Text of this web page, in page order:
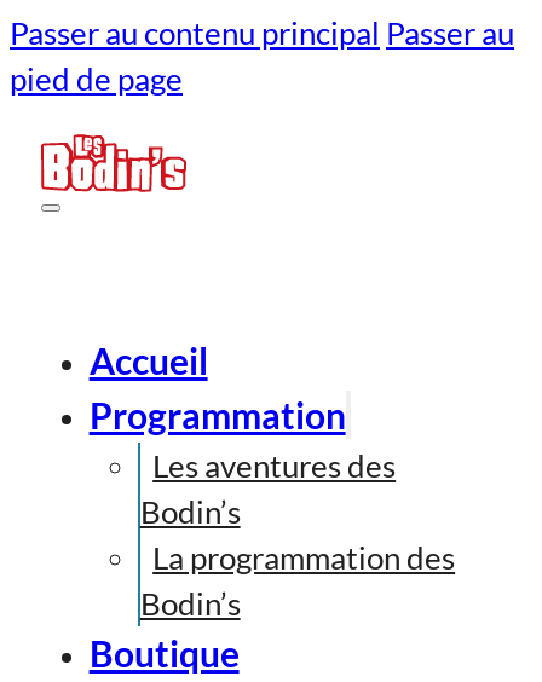
Passer au contenu principal Passer au
pied de page
Accueil
Programmation
Les aventures des
Bodin’s
La programmation des
Bodin’s
Boutique